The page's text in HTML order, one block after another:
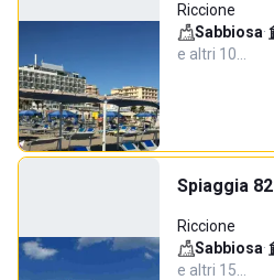
Riccione
Sabbiosa·
e altri 10…
Spiaggia 82
Riccione
Sabbiosa·
e altri 15…